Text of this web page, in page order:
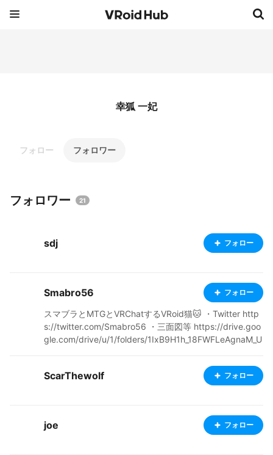
幸狐 一妃
フォロー フォロワー
フォロワー 21
sdj フォロー
Smabro56 フォロー
スマブラとMTGとVRChatするVRoid猫🐱 ・Twitter http
s://twitter.com/Smabro56 ・三面図等 https://drive.goo
gle.com/drive/u/1/folders/1IxB9H1h_18FWFLeAgnaM_U
ScarThewolf フォロー
joe フォロー